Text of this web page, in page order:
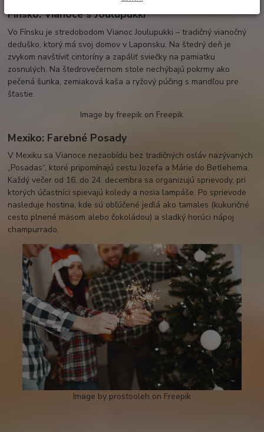
Fínsko: Vianoce s Joulupukki
Vo Fínsku je stredobodom Vianoc Joulupukki – tradičný vianočný
deduško, ktorý má svoj domov v Laponsku. Na štedrý deň je
zvykom navštíviť cintoríny a zapáliť sviečky na pamiatku
zosnulých. Na štedrovečernom stole nechýbajú pokrmy ako
pečená šunka, zemiaková kaša a ryžový púčing s mandľou pre
šťastie.
Image by freepik on Freepik
Mexiko: Farebné Posady
V Mexiku sa Vianoce nezaobídu bez tradičných osláv nazývaných
„Posadas“, ktoré pripomínajú cestu Jozefa a Márie do Betlehema.
Každý večer od 16. do 24. decembra sa organizujú sprievody, pri
ktorých účastníci spievajú koledy a nosia lampáše. Po sprievode
nasleduje hostina, kde sú obľúčené jedlá ako tamales (kukuričné
cesto plnené mäsom alebo čokoládou) a sladký horúci nápoj
champurrado.
Image by prostooleh on Freepik